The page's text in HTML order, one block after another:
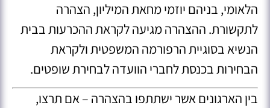
הלאומי, בניהם יוזמי מחאת המיליון, הצהרה
לתקשורת. ההצהרה מגיעה לקראת ההכרעות בבית
הנשיא בסוגיית הרפורמה המשפטית ולקראת
הבחירות בכנסת לחברי הוועדה לבחירת שופטים.
בין הארגונים אשר ישתתפו בהצהרה – אם תרצו,